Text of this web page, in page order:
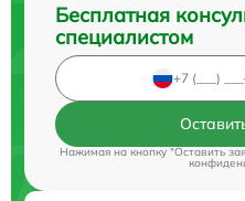
Бесплатная
специалистом
Нажимая на кнопку "Оставить